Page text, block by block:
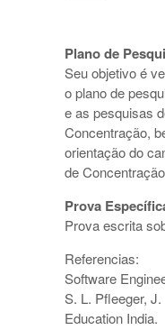
Plano de
Seu objetivo é
o plano de
e as pesquisas
Concentração,
orientação do
de
Prova
Prova escrita
Referencias:
Software
S. L. Pfleeger,
Education India.